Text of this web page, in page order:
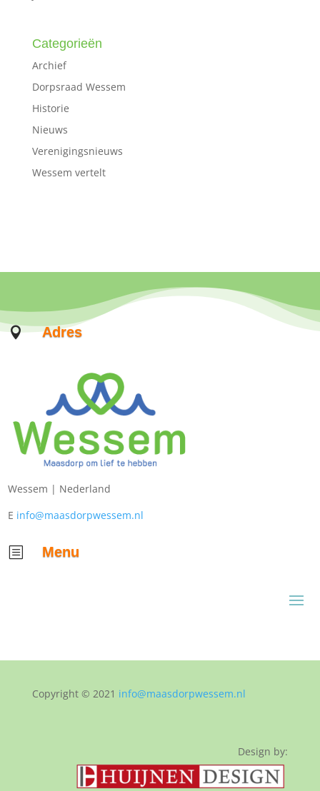
Categorieën
Archief
Dorpsraad Wessem
Historie
Nieuws
Verenigingsnieuws
Wessem vertelt
 Adres
Wessem | Nederland
E info@maasdorpwessem.nl
b Menu
Copyright © 2021 info@maasdorpwessem.nl
Design by: